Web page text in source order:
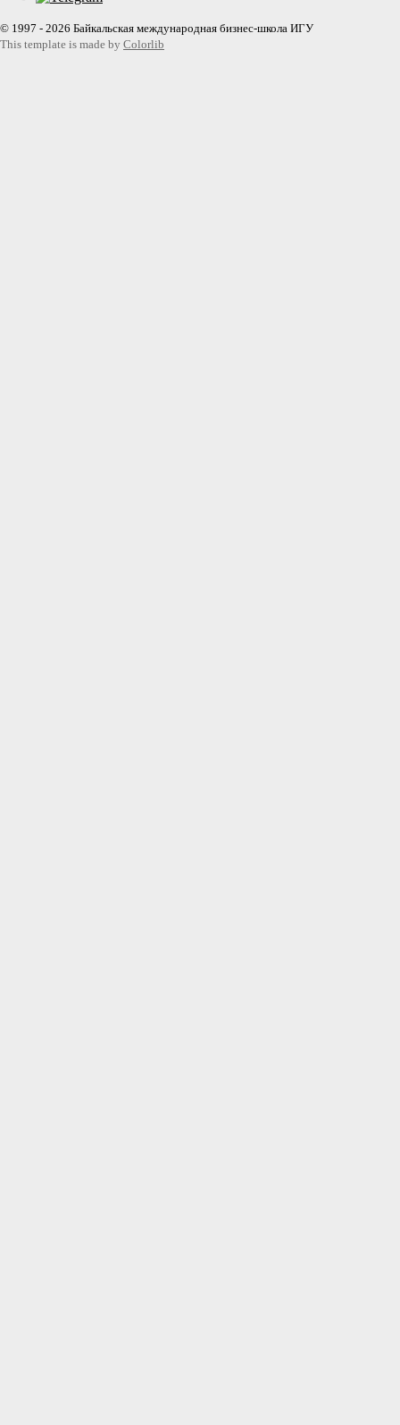
© 1997 - 2026 Байкальская международная бизнес-школа ИГУ
This template is made by Colorlib